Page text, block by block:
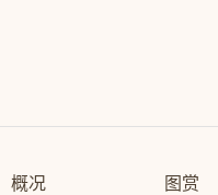
概况 图赏